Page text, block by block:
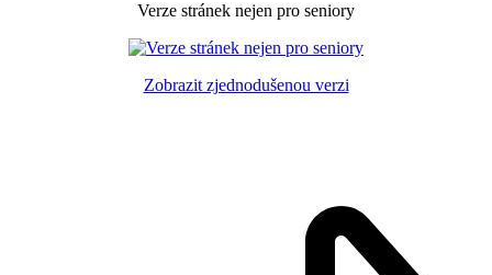
Verze stránek nejen pro seniory
Zobrazit zjednodušenou verzi